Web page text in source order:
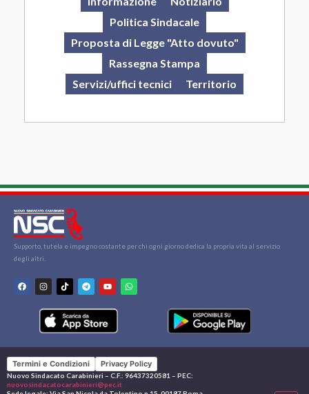
Politica Sindacale
Proposta di Legge "Atto dovuto"
Rassegna Stampa
Servizi/uffici tecnici
Territorio
Supporto, tutela e impegno costante per chi ogni giorno dedica la propria vita al servizio
degli altri.
Termini e Condizioni Privacy Policy
Nuovo Sindacato Carabinieri – C.F.: 96437320581 – PEC:
nuovosindacatocarabinieri@pec.it